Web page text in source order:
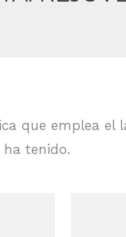
que emplea
tenido.